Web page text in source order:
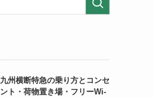
九州横断特急の乗り方とコンセ
ント・荷物置き場・フリーWi-